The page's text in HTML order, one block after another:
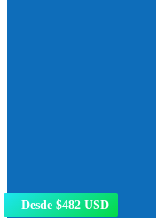
Desde $482 USD